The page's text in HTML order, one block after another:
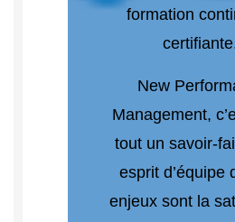
formation
New
Management,
tout un savoir-
esprit d’équipe
enjeux sont la